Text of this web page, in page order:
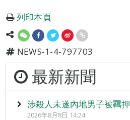
列印本頁
NEWS-1-4-797703
最新新聞
涉殺人未遂內地男子被羈押
2026年8月8日 14:24